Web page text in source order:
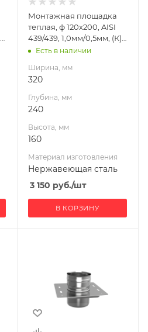
Нержавеющая
сталь
Производитель
УМК
Монтажная площадка
теплая, ф 120х200, AISI
439/439, 1,0мм/0,5мм, (К),
(пл.240х320)
Есть в наличии
Ширина, мм
320
Глубина, мм
240
Высота, мм
160
Материал изготовления
Нержавеющая сталь
3 150 руб./шт
В КОРЗИНУ
Глубина, мм
Высота, мм
160